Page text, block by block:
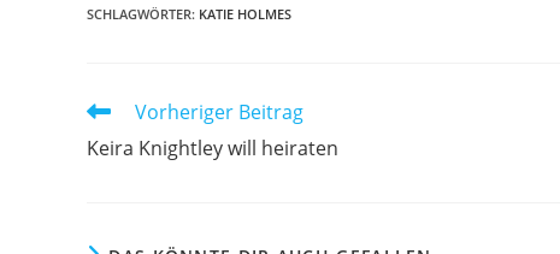
SCHLAGWÖRTER: KATIE HOLMES
Weitere
ansehen
Vorheriger Beitrag
Keira Knightley will heiraten